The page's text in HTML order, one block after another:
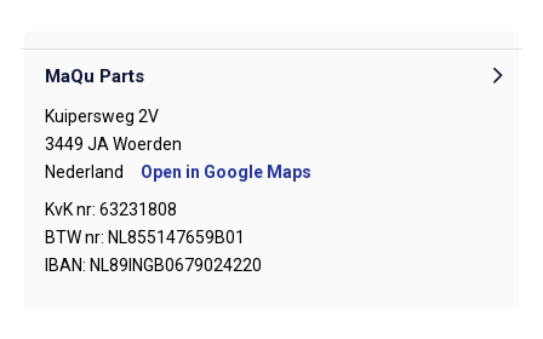
MaQu Parts
Kuipersweg 2V
3449 JA Woerden
Nederland
Open in Google Maps
KvK nr: 63231808
BTW nr: NL855147659B01
IBAN: NL89INGB0679024220